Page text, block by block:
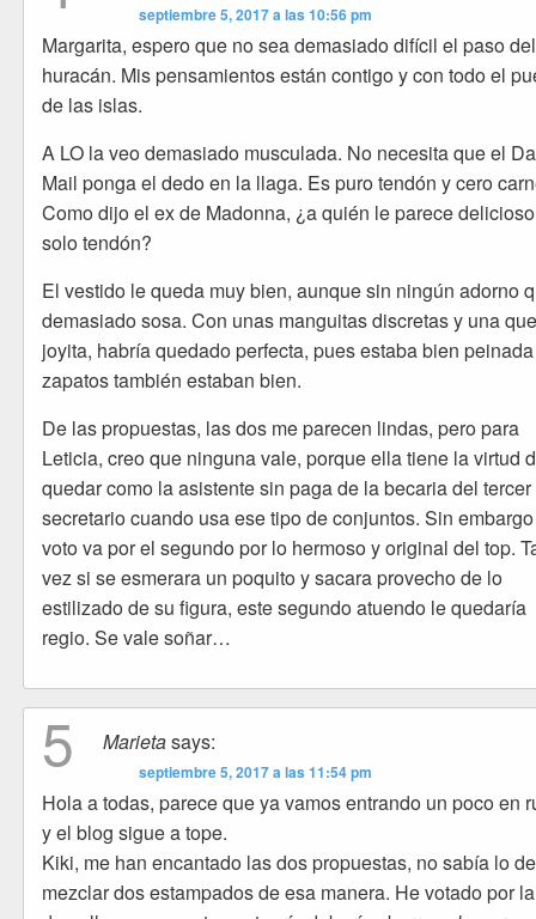
septiembre 5, 2017 a las 10:56 pm
Margarita, espero que no sea demasiado difícil el paso del
huracán. Mis pensamientos están contigo y con todo el
de las islas.
A LO la veo demasiado musculada. No necesita que el
Mail ponga el dedo en la llaga. Es puro tendón y cero
Como dijo el ex de Madonna, ¿a quién le parece
solo tendón?
El vestido le queda muy bien, aunque sin ningún adorno
demasiado sosa. Con unas manguitas discretas y una
joyita, habría quedado perfecta, pues estaba bien
zapatos también estaban bien.
De las propuestas, las dos me parecen lindas, pero para
Leticia, creo que ninguna vale, porque ella tiene la virtud
quedar como la asistente sin paga de la becaria del tercer
secretario cuando usa ese tipo de conjuntos. Sin
voto va por el segundo por lo hermoso y original del top.
vez si se esmerara un poquito y sacara provecho de lo
estilizado de su figura, este segundo atuendo le quedaría
regio. Se vale soñar…
5 Marietasays:
septiembre 5, 2017 a las 11:54 pm
Hola a todas, parece que ya vamos entrando un poco en
y el blog sigue a tope.
Kiki, me han encantado las dos propuestas, no sabía lo de
mezclar dos estampados de esa manera. He votado por